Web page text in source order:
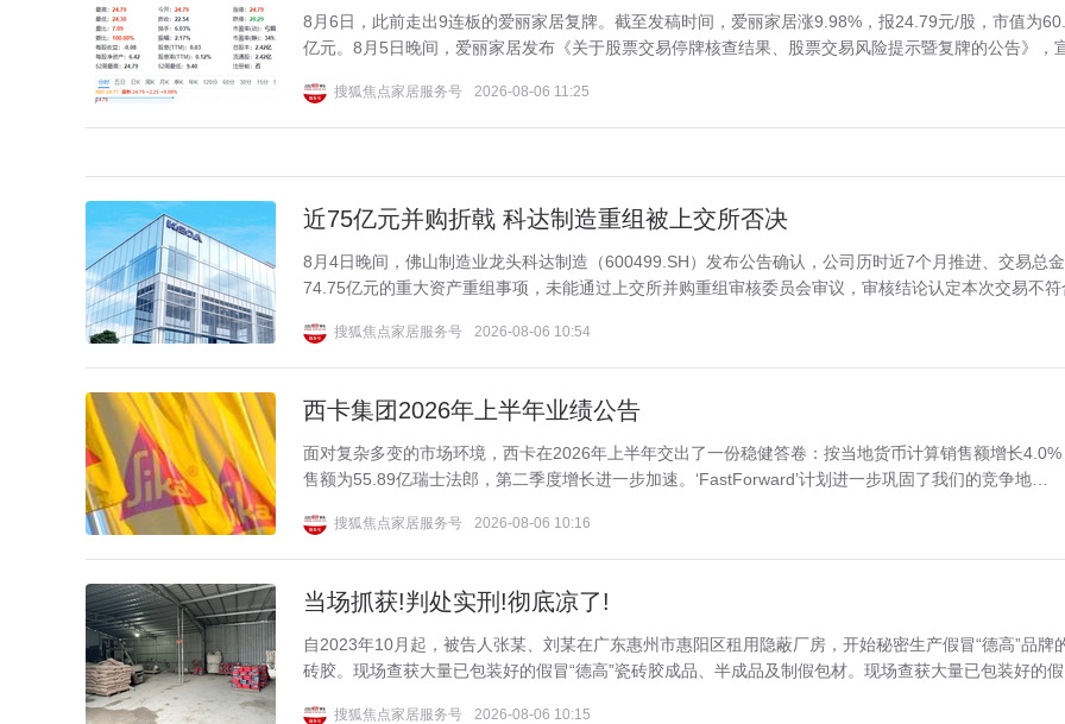
8月6日，此前走出9连板的爱丽家居复牌。截至发稿时间，爱丽家居涨9.98%，报24.79元/股，市值为
亿元。8月5日晚间，爱丽家居发布《关于股票交易停牌核查结果、股票交易风险提示暨复牌的公告》，宣
搜狐焦点家居服务号 2026-08-06 11:25
近75亿元并购折戟 科达制造重组被上交所否决
8月4日晚间，佛山制造业龙头科达制造（600499.SH）发布公告确认，公司历时近7个月推进、交易总
74.75亿元的重大资产重组事项，未能通过上交所并购重组审核委员会审议，审核结论认定本次交易不符
搜狐焦点家居服务号 2026-08-06 10:54
西卡集团2026年上半年业绩公告
面对复杂多变的市场环境，西卡在2026年上半年交出了一份稳健答卷：按当地货币计算销售额增长4.0%
售额为55.89亿瑞士法郎，第二季度增长进一步加速。‘FastForward’计划进一步巩固了我们的竞争地…
搜狐焦点家居服务号 2026-08-06 10:16
当场抓获!判处实刑!彻底凉了!
自2023年10月起，被告人张某、刘某在广东惠州市惠阳区租用隐蔽厂房，开始秘密生产假冒“德高”品牌
砖胶。现场查获大量已包装好的假冒“德高”瓷砖胶成品、半成品及制假包材。现场查获大量已包装好的假
搜狐焦点家居服务号 2026-08-06 10:15